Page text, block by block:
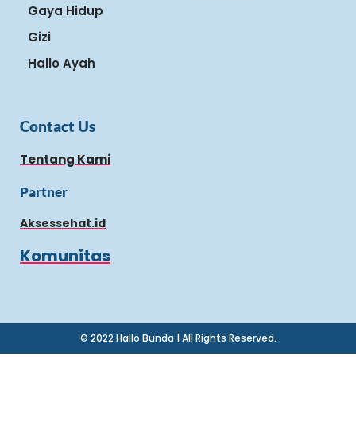
Gaya Hidup
Gizi
Hallo Ayah
Contact Us
Tentang Kami
Partner
Aksessehat.id
Komunitas
© 2022 Hallo Bunda | All Rights Reserved.